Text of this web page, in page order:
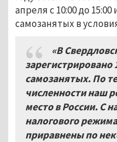
апреля с 10:00 до
самозанятых в
«В
зарегистрировано
самозанятых. По
численности наш
место в России. С
налогового
приравнены по